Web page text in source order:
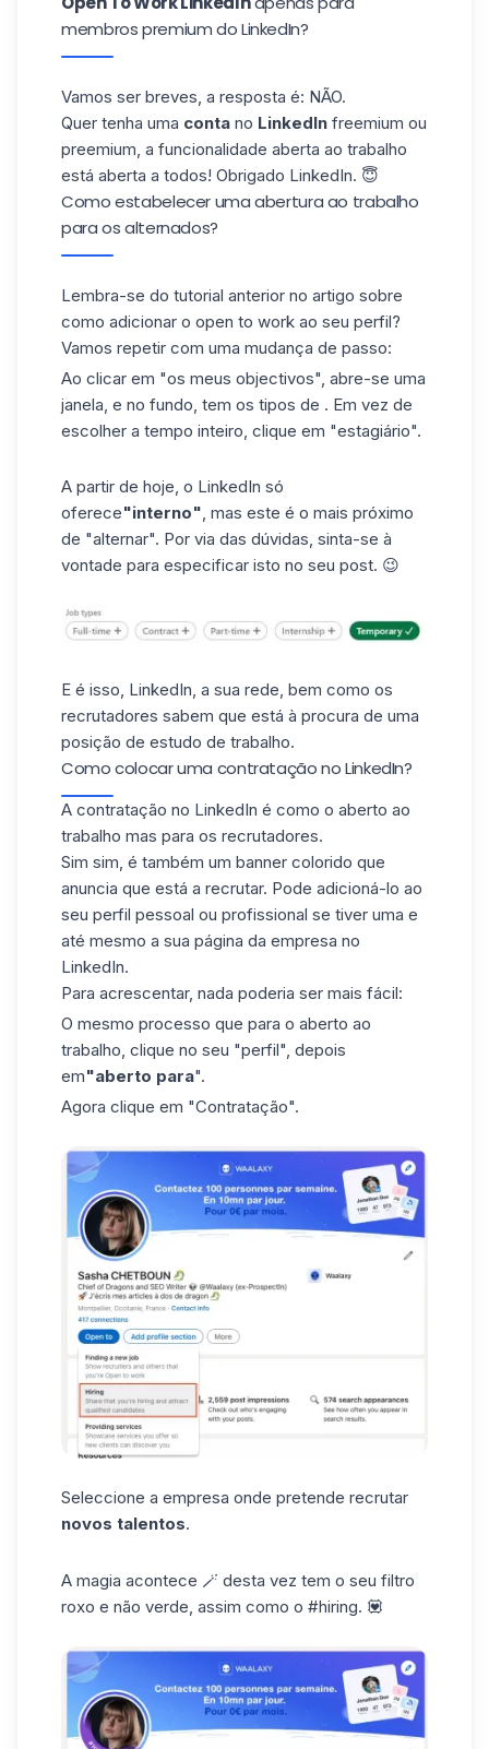
membros premium do LinkedIn?
Vamos ser breves, a resposta é: NÃO.
Quer tenha uma conta no LinkedIn freemium ou
preemium, a funcionalidade aberta ao trabalho
está aberta a todos! Obrigado LinkedIn. 😇
Como estabelecer uma abertura ao trabalho
para os alternados?
Lembra-se do tutorial anterior no artigo sobre
como adicionar o open to work ao seu perfil?
Vamos repetir com uma mudança de passo:
Ao clicar em "os meus objectivos", abre-se uma
janela, e no fundo, tem os tipos de . Em vez de
escolher a tempo inteiro, clique em "estagiário".
A partir de hoje, o LinkedIn só
oferece"interno", mas este é o mais próximo
de "alternar". Por via das dúvidas, sinta-se à
vontade para especificar isto no seu post. 😉
E é isso, LinkedIn, a sua rede, bem como os
recrutadores sabem que está à procura de uma
posição de estudo de trabalho.
Como colocar uma contratação no LinkedIn?
A contratação no LinkedIn é como o aberto ao
trabalho mas para os recrutadores.
Sim sim, é também um banner colorido que
anuncia que está a recrutar. Pode adicioná-lo ao
seu perfil pessoal ou profissional se tiver uma e
até mesmo a sua página da empresa no
LinkedIn.
Para acrescentar, nada poderia ser mais fácil:
O mesmo processo que para o aberto ao
trabalho, clique no seu "perfil", depois
em"aberto para".
Agora clique em "Contratação".
Seleccione a empresa onde pretende recrutar
novos talentos.
A magia acontece 🪄 desta vez tem o seu filtro
roxo e não verde, assim como o #hiring. 💟